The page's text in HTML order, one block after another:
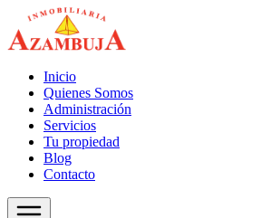
Inicio
Quienes Somos
Administración
Servicios
Tu propiedad
Blog
Contacto